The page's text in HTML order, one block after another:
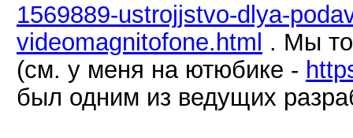
1569889-ustrojjstvo-dlya-
videomagnitofone.html . Мы
(см. у меня на ютюбике -
был одним из ведущих